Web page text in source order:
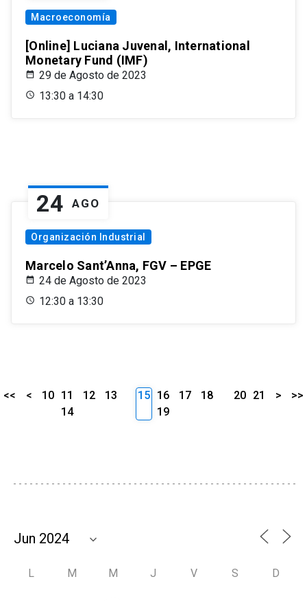
Macroeconomía
[Online] Luciana Juvenal, International
Monetary Fund (IMF)
29 de Agosto de 2023
13:30 a 14:30
24 AGO
Organización Industrial
Marcelo Sant’Anna, FGV – EPGE
24 de Agosto de 2023
12:30 a 13:30
<< < 10 11 12
13
14
15 16 17
18
19
20 21 > >>
L M M J V S D